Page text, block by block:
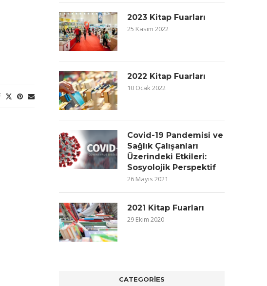
2023 Kitap Fuarları
25 Kasım 2022
2022 Kitap Fuarları
10 Ocak 2022
Covid-19 Pandemisi ve
Sağlık Çalışanları
Üzerindeki Etkileri:
Sosyolojik Perspektif
26 Mayıs 2021
2021 Kitap Fuarları
29 Ekim 2020
CATEGORIES